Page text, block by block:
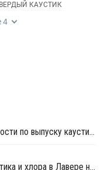
КАУСТИК
4
Kem One остановит некоторые мощности по выпуску каустика и хлора во Франции из-за низкой рентабельности
Kem One закрыла производство каустика и хлора в Лавере на ремонт